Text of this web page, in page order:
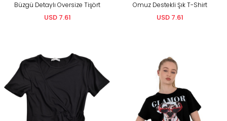
Büzgü Detaylı Oversize Tişört
USD 7.61
Omuz Destekli Şık T-Shirt
USD 7.61